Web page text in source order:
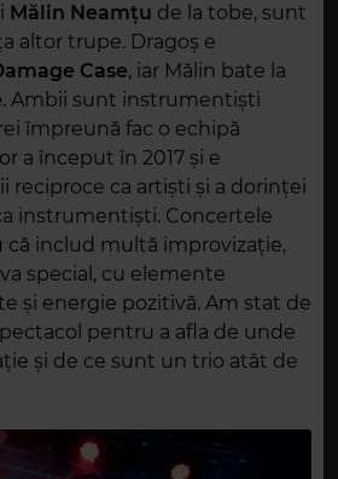
Mălin Neamțu de la tobe, sunt
altor trupe. Dragoș e
Case, iar Mălin bate la
. Ambii sunt instrumentiști
împreună fac o echipă
a început în 2017 și e
reciproce ca artiști și a dorinței
instrumentiști. Concertele
includ multă improvizație,
special, cu elemente
și energie pozitivă. Am stat de
pentru a afla de unde
și de ce sunt un trio atât de